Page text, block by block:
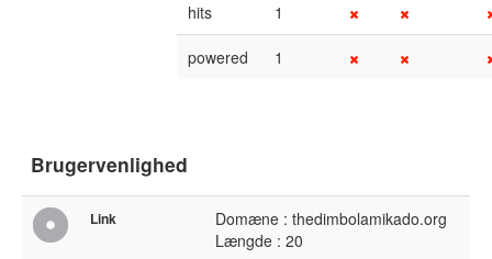
hits 1
powered 1
Brugervenlighed
Link
Domæne : thedimbolamikado.org
Længde : 20